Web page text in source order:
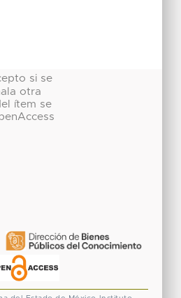
si se
otra
ítem se